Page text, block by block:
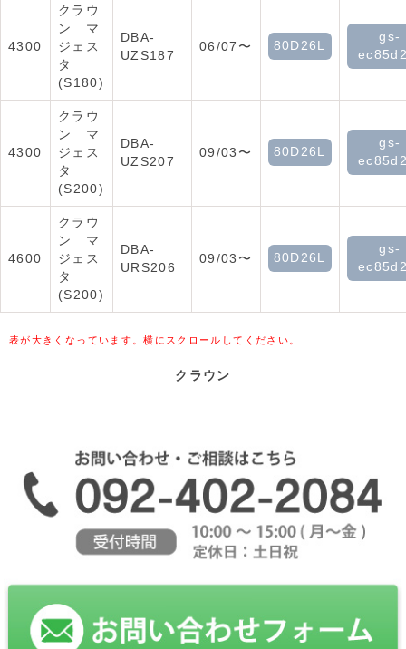
4300
クラウ
ン マ
ジェス
タ
(S180)
DBA-
UZS187
06/07〜 80D26L
gs-
4300
クラウ
ン マ
ジェス
タ
(S200)
DBA-
UZS207
09/03〜 80D26L
gs-
4600
クラウ
ン マ
ジェス
タ
(S200)
DBA-
URS206
09/03〜 80D26L
gs-
表が大きくなっています。横にスクロールしてください。
クラウン